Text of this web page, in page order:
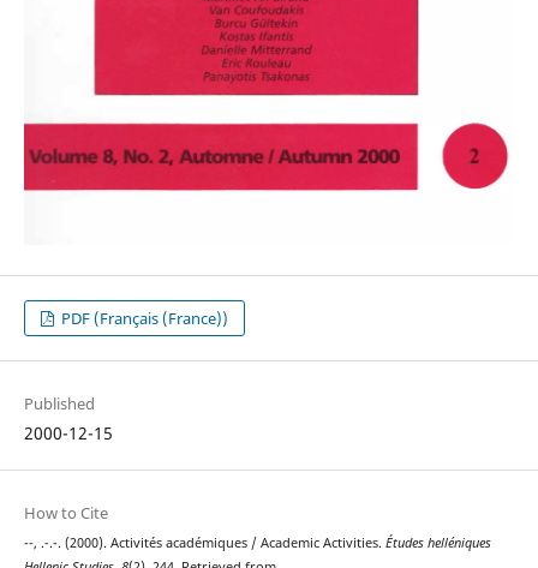
PDF (Français (France))
Published
2000-12-15
How to Cite
--, .-.-. (2000). Activités académiques / Academic Activities. Études helléniques